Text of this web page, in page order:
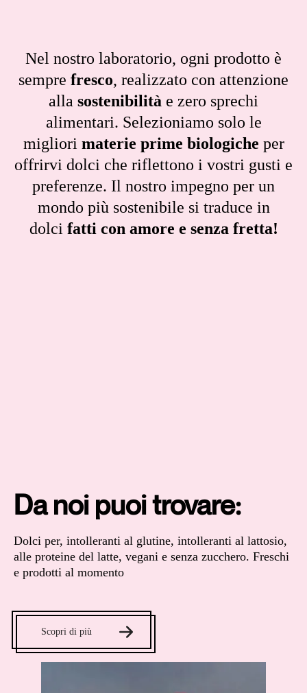
Nel nostro laboratorio, ogni prodotto è
sempre fresco, realizzato con attenzione
alla sostenibilità e zero sprechi
alimentari. Selezioniamo solo le
migliori materie prime biologiche per
offrirvi dolci che riflettono i vostri gusti e
preferenze. Il nostro impegno per un
mondo più sostenibile si traduce in
dolci fatti con amore e senza fretta!
Da noi puoi trovare:
Dolci per, intolleranti al glutine, intolleranti al lattosio,
alle proteine del latte, vegani e senza zucchero. Freschi
e prodotti al momento
Scopri di più